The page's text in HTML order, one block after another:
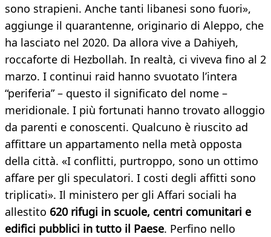
sono strapieni. Anche tanti libanesi sono fuori»,
aggiunge il quarantenne, originario di Aleppo, che
ha lasciato nel 2020. Da allora vive a Dahiyeh,
roccaforte di Hezbollah. In realtà, ci viveva fino al 2
marzo. I continui raid hanno svuotato l’intera
“periferia” – questo il significato del nome –
meridionale. I più fortunati hanno trovato alloggio
da parenti e conoscenti. Qualcuno è riuscito ad
affittare un appartamento nella metà opposta
della città. «I conflitti, purtroppo, sono un ottimo
affare per gli speculatori. I costi degli affitti sono
triplicati». Il ministero per gli Affari sociali ha
allestito 620 rifugi in scuole, centri comunitari e
edifici pubblici in tutto il Paese. Perfino nello